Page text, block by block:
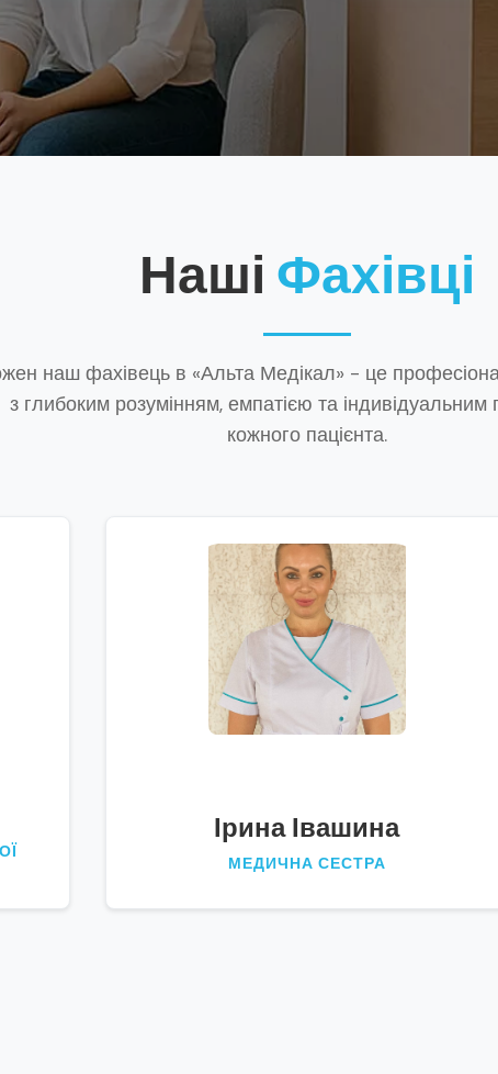
Наші Фахівці
наш фахівець в «Альта Медікал» - це
з глибоким розумінням, емпатією та індивідуальним
кожного пацієнта.
Ірина Івашина
МЕДИЧНА СЕСТРА